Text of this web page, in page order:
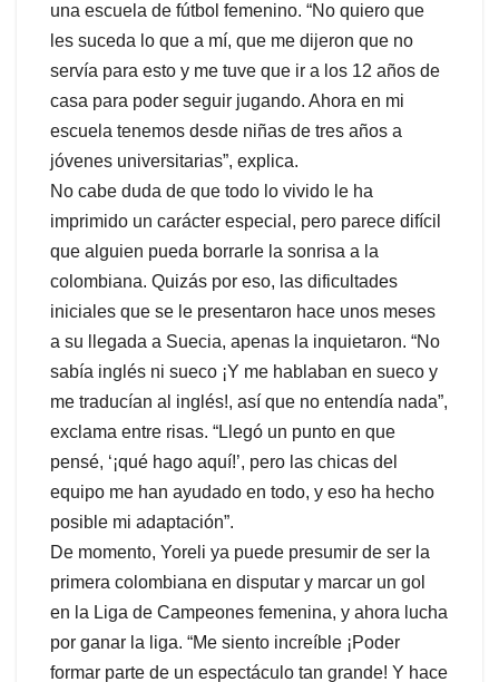
una escuela de fútbol femenino. “No quiero que
les suceda lo que a mí, que me dijeron que no
servía para esto y me tuve que ir a los 12 años de
casa para poder seguir jugando. Ahora en mi
escuela tenemos desde niñas de tres años a
jóvenes universitarias”, explica.
No cabe duda de que todo lo vivido le ha
imprimido un carácter especial, pero parece difícil
que alguien pueda borrarle la sonrisa a la
colombiana. Quizás por eso, las dificultades
iniciales que se le presentaron hace unos meses
a su llegada a Suecia, apenas la inquietaron. “No
sabía inglés ni sueco ¡Y me hablaban en sueco y
me traducían al inglés!, así que no entendía nada”,
exclama entre risas. “Llegó un punto en que
pensé, ‘¡qué hago aquí!’, pero las chicas del
equipo me han ayudado en todo, y eso ha hecho
posible mi adaptación”.
De momento, Yoreli ya puede presumir de ser la
primera colombiana en disputar y marcar un gol
en la Liga de Campeones femenina, y ahora lucha
por ganar la liga. “Me siento increíble ¡Poder
formar parte de un espectáculo tan grande! Y hace